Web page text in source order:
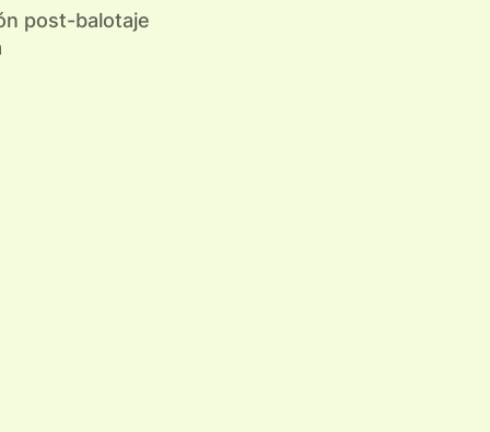
post-balotaje